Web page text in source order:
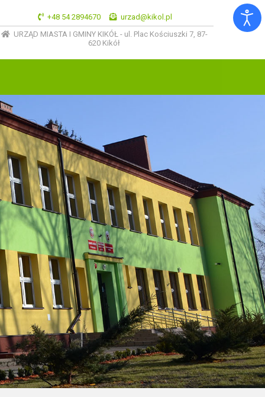
+48 54 2894670
urzad@kikol.pl
URZĄD MIASTA I GMINY KIKÓŁ - ul. Plac Kościuszki 7, 87-
620 Kikół